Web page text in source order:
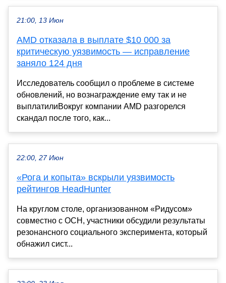
21:00, 13 Июн
AMD отказала в выплате $10 000 за
критическую уязвимость — исправление
заняло 124 дня
Исследователь сообщил о проблеме в системе
обновлений, но вознаграждение ему так и не
выплатилиВокруг компании AMD разгорелся
скандал после того, как...
22:00, 27 Июн
«Рога и копыта» вскрыли уязвимость
рейтингов HeadHunter
На круглом столе, организованном «Ридусом»
совместно с ОСН, участники обсудили результаты
резонансного социального эксперимента, который
обнажил сист...